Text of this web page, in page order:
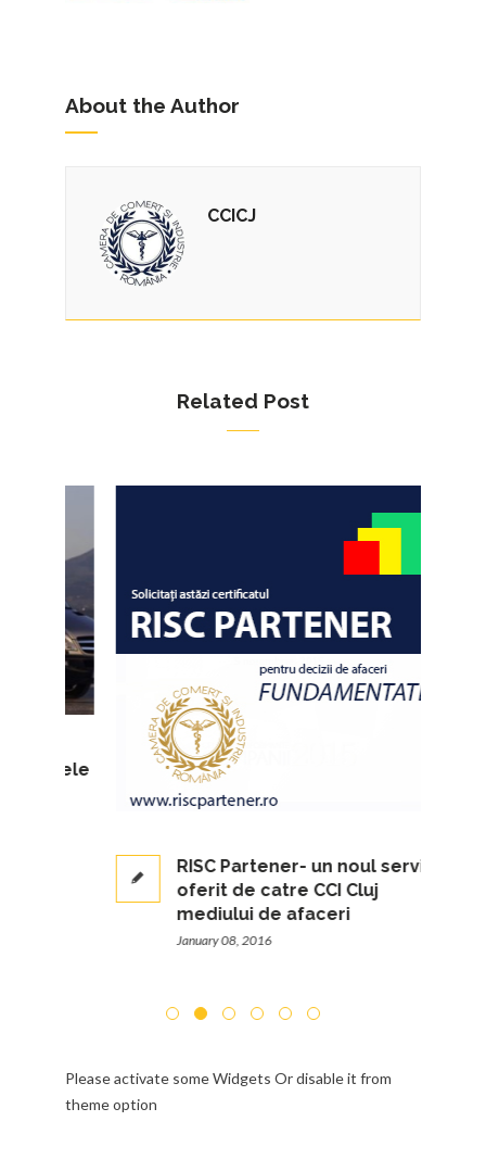
About the Author
CCICJ
Related Post
RISC Partener- un noul serviciu
oferit de catre CCI Cluj
mediului de afaceri
January 08, 2016
Please activate some Widgets Or disable it from
theme option